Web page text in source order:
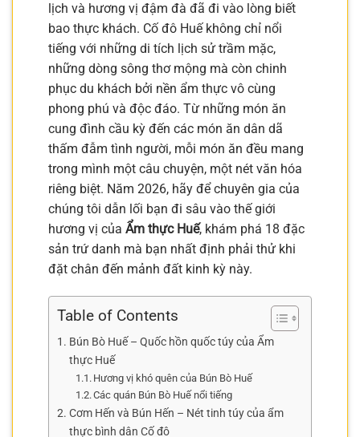
lịch và hương vị đậm đà đã đi vào lòng biết
bao thực khách. Cố đô Huế không chỉ nổi
tiếng với những di tích lịch sử trầm mặc,
những dòng sông thơ mộng mà còn chinh
phục du khách bởi nền ẩm thực vô cùng
phong phú và độc đáo. Từ những món ăn
cung đình cầu kỳ đến các món ăn dân dã
thấm đẫm tình người, mỗi món ăn đều mang
trong mình một câu chuyện, một nét văn hóa
riêng biệt. Năm 2026, hãy để chuyên gia của
chúng tôi dẫn lối bạn đi sâu vào thế giới
hương vị của Ẩm thực Huế, khám phá 18 đặc
sản trứ danh mà bạn nhất định phải thử khi
đặt chân đến mảnh đất kinh kỳ này.
Table of Contents
Bún Bò Huế – Quốc hồn quốc túy của Ẩm
thực Huế
Hương vị khó quên của Bún Bò Huế
Các quán Bún Bò Huế nổi tiếng
Cơm Hến và Bún Hến – Nét tinh túy của ẩm
thực bình dân Cố đô